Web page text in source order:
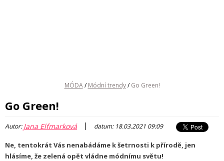
MÓDA / Módní trendy / Go Green!
Go Green!
Autor:Jana Elfmarková | datum: 18.03.2021 09:09
Ne, tentokrát Vás nenabádáme k šetrnosti k přírodě, jen
hlásíme, že zelená opět vládne módnímu světu!